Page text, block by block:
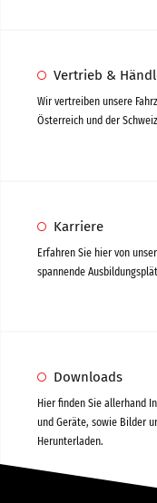
Vertrieb &
Wir vertreiben unsere
Österreich und der
Karriere
Erfahren Sie hier von
spannende
Downloads
Hier finden Sie allerhand
und Geräte, sowie Bilder
Herunterladen.